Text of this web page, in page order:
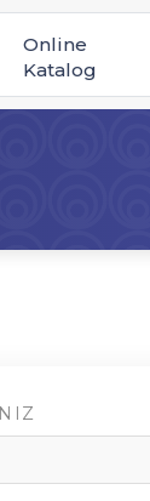
Online
Katalog